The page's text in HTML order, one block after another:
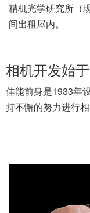
精机光学研究所（
间出租屋内。
相机开发始
佳能前身是1933年
持不懈的努力进行